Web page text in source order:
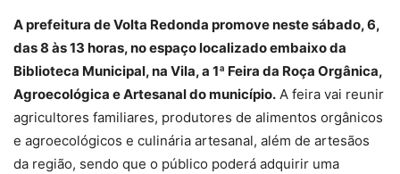
A prefeitura de Volta Redonda promove neste sábado, 6,
das 8 às 13 horas, no espaço localizado embaixo da
Biblioteca Municipal, na Vila, a 1ª Feira da Roça Orgânica,
Agroecológica e Artesanal do município. A feira vai reunir
agricultores familiares, produtores de alimentos orgânicos
e agroecológicos e culinária artesanal, além de artesãos
da região, sendo que o público poderá adquirir uma